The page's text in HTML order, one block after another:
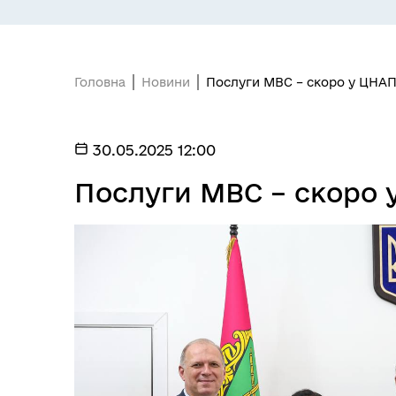
МІСТОБУДУВАННЯ
Я
Головна Новини Послуги МВС – скоро у ЦНАП
30.05.2025 12:00
Послуги МВС – скоро